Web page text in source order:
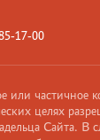
17-00
или частичное
целях
Сайта. В